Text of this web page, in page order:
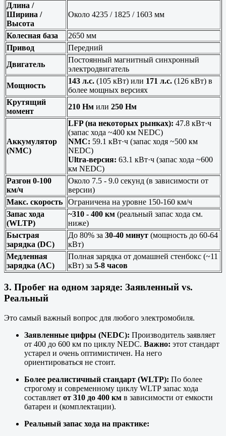
Длина /
Ширина /
Высота
Около 4235 / 1825 / 1603 мм
Колесная база
2650 мм
Привод
Передний
Двигатель
Постоянный магнитный синхронный
электродвигатель
Мощность
143 л.с. (105 кВт) или 171 л.с. (126 кВт) в
более мощных версиях
Крутящий
момент
210 Нм или 250 Нм
Аккумулятор
(NMC)
LFP (на некоторых рынках): 47.8 кВт·ч
(запас хода ~400 км NEDC)
NMC: 59.1 кВт·ч (запас ходя ~500 км
NEDC)
Ultra-версия: 63.1 кВт·ч (запас хода ~600
км NEDC)
Разгон 0-100
км/ч
Около 7.5 - 9.0 секунд (в зависимости от
версии)
Макс. скорость
Ограничена на уровне 150-160 км/ч
Запас хода
(WLTP)
~310 - 400 км (реальный запас хода см.
ниже)
Быстрая
зарядка (DC)
До 80% за 30-40 минут (мощность до 60-64
кВт)
Медленная
зарядка (AC)
Полная зарядка от домашней стенбокс (~11
кВт) за 5-8 часов
3. Пробег на одном заряде: Заявленный vs.
Реальный
Это самый важный вопрос для любого электромобиля.
Заявленные цифры (NEDC): Производитель заявляет
от 400 до 600 км по циклу NEDC. Важно: этот стандарт
устарел и очень оптимистичен. На него
ориентироваться не стоит.
Более реалистичный стандарт (WLTP): По более
строгому и современному циклу WLTP запас хода
составляет от 310 до 400 км в зависимости от емкости
батареи и (комплектации).
Реальный запас хода на практике: